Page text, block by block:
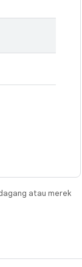
atau merek